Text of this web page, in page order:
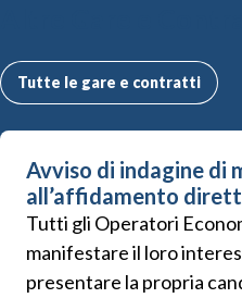
Tutte le gare e contratti
Avviso di indagine di
all’affidamento
Tutti gli Operatori
manifestare il loro
presentare la propria